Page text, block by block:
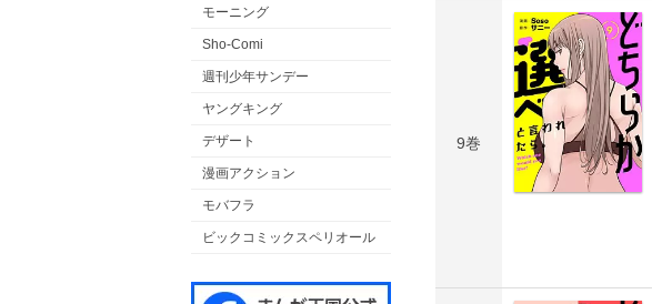
モーニング
Sho-Comi
週刊少年サンデー
ヤングキング
デザート
漫画アクション
モバフラ
ビックコミックスペリオール
9巻